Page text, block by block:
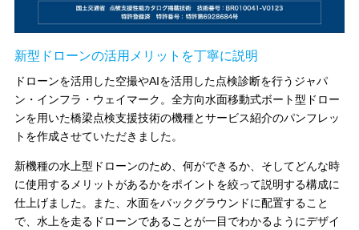
新型ドローンの活用メリットを丁寧に説明
ドローンを活用した空撮やAIを活用した点検診断を行うジャパ
ン・インフラ・ウェイマーク。全方向水面移動式ボート型ドロー
ンを用いた橋梁点検支援技術の機種とサービス紹介のパンフレッ
トを作成させていただきました。
新機種の水上型ドローンのため、何ができるか、そしてどんな時
に使用するメリットがあるかをポイントを絞って説明する構成に
仕上げました。また、水面をバックグラウンドに配置すること
で、水上を走るドローンであることが一目でわかるようにデザイ